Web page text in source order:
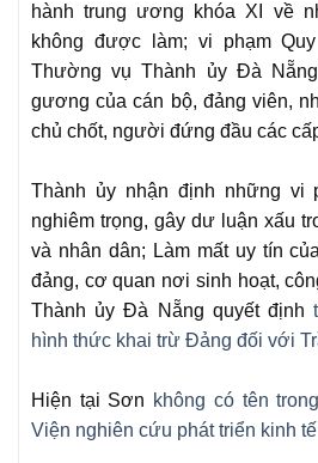
hành trung ương khóa XI về
không được làm; vi phạm
Thường vụ Thành ủy Đà
gương của cán bộ, đảng viên,
chủ chốt, người đứng đầu các
Thành ủy nhận định những vi
nghiêm trọng, gây dư luận xấu
và nhân dân; Làm mất uy tín
đảng, cơ quan nơi sinh hoạt,
Thành ủy Đà Nẵng quyết định
hình thức khai trừ Đảng đối với
Hiện tại Sơn không có tên
Viện nghiên cứu phát triển kinh